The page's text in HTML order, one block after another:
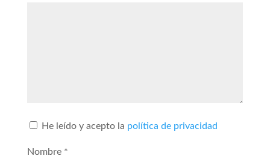
He leído y acepto la política de privacidad
Nombre *